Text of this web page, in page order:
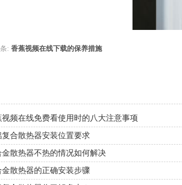
: 香蕉视频在线下载的保养措施
视频在线免费看使用时的八大注意事项
复合散热器安装位置要求
金散热器不热的情况如何解决
金散热器的正确安装步骤